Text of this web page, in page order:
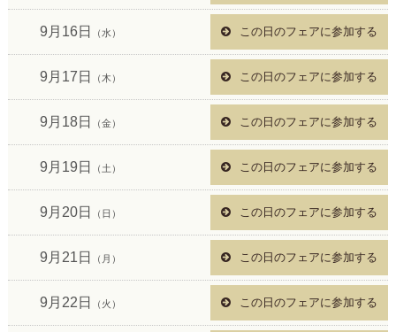
9月16日 （水） この日のフェアに参加する
9月17日 （木） この日のフェアに参加する
9月18日 （金） この日のフェアに参加する
9月19日 （土） この日のフェアに参加する
9月20日 （日） この日のフェアに参加する
9月21日 （月） この日のフェアに参加する
9月22日 （火） この日のフェアに参加する